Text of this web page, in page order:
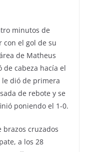
minutos de
con el gol de su
de Matheus
de cabeza hacía el
dió de primera
de rebote y se
poniendo el 1-0.
brazos cruzados
a los 28